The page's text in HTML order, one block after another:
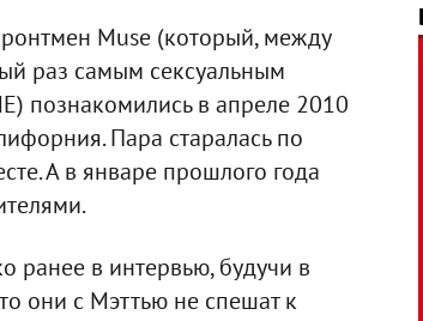
Muse (который, между
раз самым сексуальным
познакомились в апреле 2010
Пара старалась по
А в январе прошлого года
ранее в интервью, будучи в
они с Мэттью не спешат к